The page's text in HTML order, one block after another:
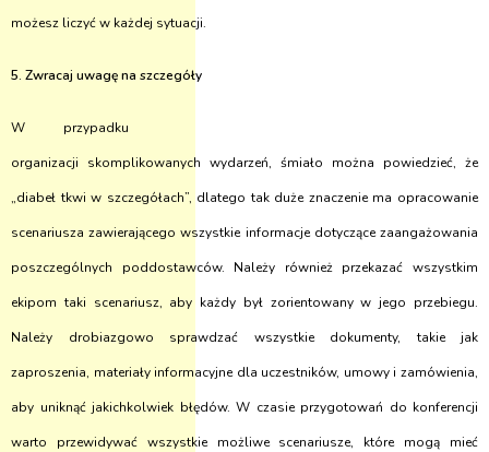
możesz liczyć w każdej sytuacji.
5. Zwracaj uwagę na szczegóły
W przypadku
organizacji skomplikowanych wydarzeń, śmiało można powiedzieć, że
„diabeł tkwi w szczegółach”, dlatego tak duże znaczenie ma opracowanie
scenariusza zawierającego wszystkie informacje dotyczące zaangażowania
poszczególnych poddostawców. Należy również przekazać wszystkim
ekipom taki scenariusz, aby każdy był zorientowany w jego przebiegu.
Należy drobiazgowo sprawdzać wszystkie dokumenty, takie jak
zaproszenia, materiały informacyjne dla uczestników, umowy i zamówienia,
aby uniknąć jakichkolwiek błędów. W czasie przygotowań do konferencji
warto przewidywać wszystkie możliwe scenariusze, które mogą mieć